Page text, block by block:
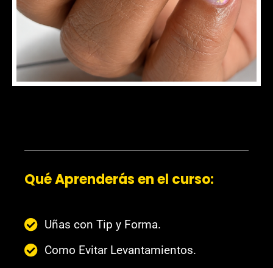
Qué Aprenderás en el curso:
Uñas con Tip y Forma.
Como Evitar Levantamientos.